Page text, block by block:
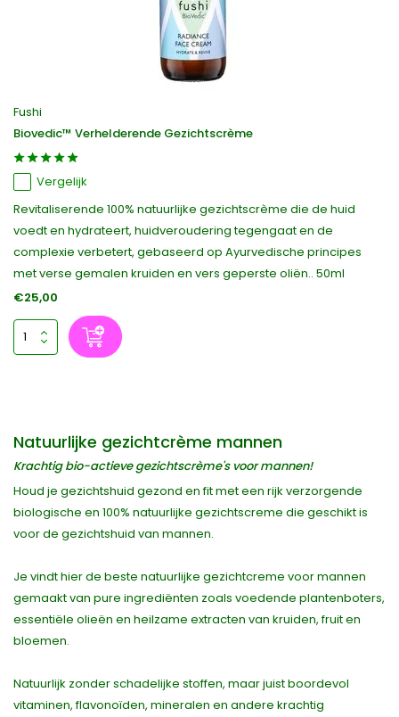
Fushi
Biovedic™ Verhelderende Gezichtscrème
Vergelijk
Revitaliserende 100% natuurlijke gezichtscrème die de huid
voedt en hydrateert, huidveroudering tegengaat en de
complexie verbetert, gebaseerd op Ayurvedische principes
met verse gemalen kruiden en vers geperste oliën.. 50ml
€25,00
Natuurlijke gezichtcrème mannen
Krachtig bio-actieve gezichtscrème's voor mannen!
Houd je gezichtshuid gezond en fit met een rijk verzorgende
biologische en 100% natuurlijke gezichtscreme die geschikt is
voor de gezichtshuid van mannen.
Je vindt hier de beste natuurlijke gezichtcreme voor mannen
gemaakt van pure ingrediënten zoals voedende plantenboters,
essentiële olieën en heilzame extracten van kruiden, fruit en
bloemen.
Natuurlijk zonder schadelijke stoffen, maar juist boordevol
vitaminen, flavonoïden, mineralen en andere krachtig